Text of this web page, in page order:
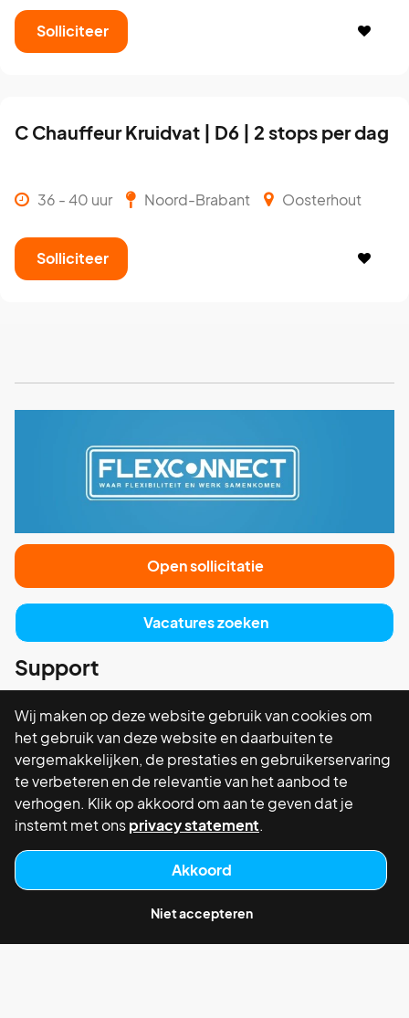
Solliciteer
C Chauffeur Kruidvat | D6 | 2 stops per dag
36 - 40 uur Noord-Brabant Oosterhout
Solliciteer
Open sollicitatie
Vacatures zoeken
Support
Navigatie
Vacatures
Open Sollicitatie
Job Alert
Contactinformatie
Energieweg, 3B, 3133 EB Vlaardingen
+31614837536
Wij maken op deze website gebruik van cookies om
het gebruik van deze website en daarbuiten te
vergemakkelijken, de prestaties en gebruikerservaring
te verbeteren en de relevantie van het aanbod te
verhogen. Klik op akkoord om aan te geven dat je
instemt met onsprivacy statement.
Akkoord
Niet accepteren